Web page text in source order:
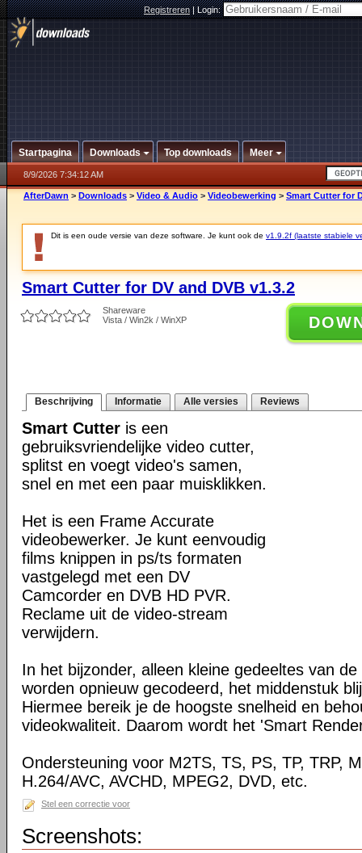
Registreren|Login:
Startpagina Downloads Top downloads Meer
8/9/2026 7:34:12 AM
AfterDawn > Downloads > Video & Audio > Videobewerking > Smart Cutter for
Dit is een oude versie van deze software. Je kunt ook de v1.9.2f (laatste stabiele
Smart Cutter for DV and DVB v1.3.2
Shareware
Vista / Win2k / WinXP
Beschrijving Informatie Alle versies Reviews
Smart Cutter is een
gebruiksvriendelijke video cutter,
splitst en voegt video's samen,
snel en met een paar muisklikken.
Het is een Frame Accurate
videobewerker. Je kunt eenvoudig
films knippen in ps/ts formaten
vastgelegd met een DV
Camcorder en DVB HD PVR.
Reclame uit de video-stream
verwijdern.
In het bijzonder, alleen kleine gedeeltes van
worden opnieuw gecodeerd, het middenstuk
Hiermee bereik je de hoogste snelheid en
videokwaliteit. Daarom wordt het 'Smart
Ondersteuning voor M2TS, TS, PS, TP, TRP,
H.264/AVC, AVCHD, MPEG2, DVD, etc.
Stel een correctie voor
Screenshots: